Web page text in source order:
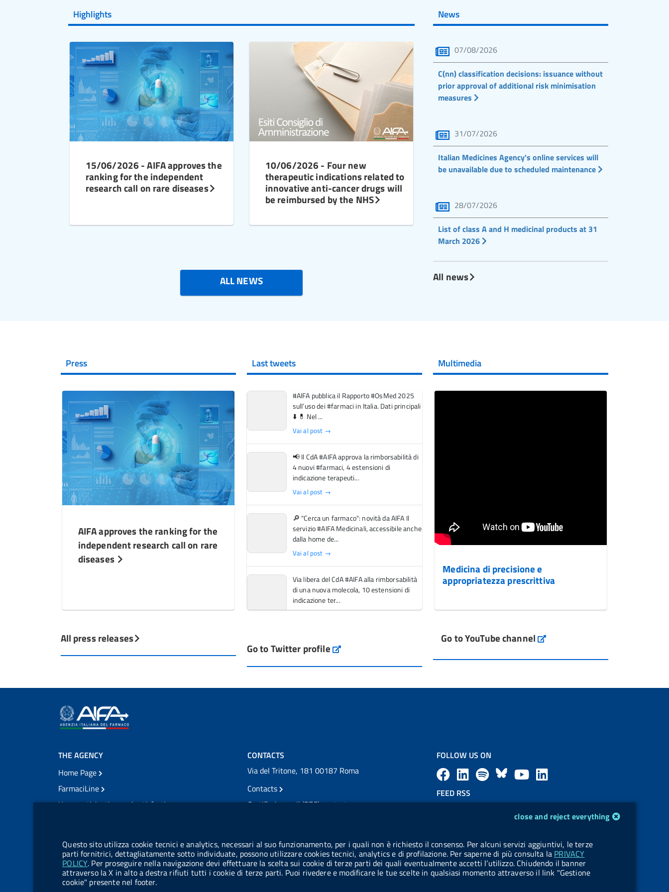
Highlights
15/06/2026 - AIFA approves the
ranking for the independent
research call on rare diseases
10/06/2026 - Four new
therapeutic indications related to
innovative anti-cancer drugs will
be reimbursed by the NHS
ALL NEWS
News
07/08/2026
C(nn) classification decisions: issuance without
prior approval of additional risk minimisation
measures
31/07/2026
Italian Medicines Agency's online services will
be unavailable due to scheduled maintenance
28/07/2026
List of class A and H medicinal products at 31
March 2026
All news
Press
AIFA approves the ranking for the
independent research call on rare
diseases
All press releases
Last tweets
#AIFA pubblica il Rapporto #OsMed 2025
sull’uso dei #farmaci in Italia. Dati principali
⬇️ 💊 Nel ...
Vai al post →
📢 Il CdA #AIFA approva la rimborsabilità di
4 nuovi #farmaci, 4 estensioni di
indicazione terapeuti...
Vai al post →
🔎 "Cerca un farmaco": novità da AIFA Il
servizio #AIFA Medicinali, accessibile anche
dalla home de...
Vai al post →
Via libera del CdA #AIFA alla rimborsabilità
di una nuova molecola, 10 estensioni di
indicazione ter...
per l'accesso ai #farmaci orfani rimborsati
Go to Twitter profile aifa_ufficiale
Multimedia
Medicina di precisione e
appropriatezza prescrittiva
Go to YouTube channel
close and reject everything
Questo sito utilizza cookie tecnici e analytics, necessari al suo funzionamento, per i quali non è richiesto il consenso. Per alcuni servizi aggiuntivi, le terze
parti fornitrici, dettagliatamente sotto individuate, possono utilizzare cookies tecnici, analytics e di profilazione. Per saperne di più consulta la PRIVACY
POLICY. Per proseguire nella navigazione devi effettuare la scelta sui cookie di terze parti dei quali eventualmente accetti l’utilizzo. Chiudendo il banner
attraverso la X in alto a destra rifiuti tutti i cookie di terze parti. Puoi rivedere e modificare le tue scelte in qualsiasi momento attraverso il link "Gestione
cookie" presente nel footer.
THE AGENCY
Home Page
FarmaciLine
User participation and satisfaction
Open governance
Acts of notification
Legal notification
CONTACTS
Via del Tritone, 181 00187 Roma
Contacts
Certified e-mail (PEC) contacts
Tax code: 97345810580
IPA AIFA code: aifa_rm
IPA UCB code: UFE1TR
FOLLOW US ON
F
a
b
o
L
e
d
l
.
B
u
s
k
Y
u
u
b
n
e
d
FEED RSS
e
d
Cookie management